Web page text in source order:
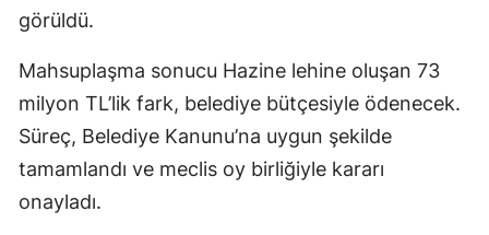
görüldü.
Mahsuplaşma sonucu Hazine lehine oluşan 73
milyon TL’lik fark, belediye bütçesiyle ödenecek.
Süreç, Belediye Kanunu’na uygun şekilde
tamamlandı ve meclis oy birliğiyle kararı
onayladı.